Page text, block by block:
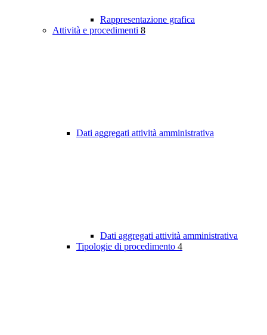
Rappresentazione grafica
Attività e procedimenti 8
Dati aggregati attività amministrativa
Dati aggregati attività amministrativa
Tipologie di procedimento 4